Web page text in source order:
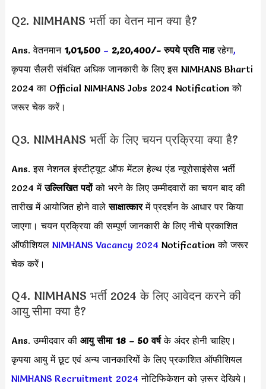
Q2. NIMHANS भर्ती का वेतन मान क्या है?
Ans. वेतनमान 1,01,500 – 2,20,400/- रुपये प्रति माहरहेगा,
कृपया सैलरी संबंधित अधिक जानकारी के लिए इस NIMHANS Bharti
2024 का Official NIMHANS Jobs 2024 Notification को
जरूर चेक करें।
Q3. NIMHANS भर्ती के लिए चयन प्रक्रिया क्या है?
Ans. इस नेशनल इंस्टीट्यूट ऑफ मेंटल हेल्थ एंड न्यूरोसाइंसेस भर्ती
2024 मेंउल्लिखित पदोंको भरने के लिए उम्मीदवारों का चयन बाद की
तारीख में आयोजित होने वालेसाक्षात्कारमें प्रदर्शन के आधार पर किया
जाएगा। चयन प्रक्रिया की सम्पूर्ण जानकारी के लिए नीचे प्रकाशित
ऑफीशियल NIMHANS Vacancy 2024 Notification को जरूर
चेक करें।
Q4. NIMHANS भर्ती 2024 के लिए आवेदन करने की
आयु सीमा क्या है?
Ans. उम्मीदवार की आयु सीमा 18 – 50 वर्षके अंदर होनी चाहिए।
कृपया आयु में छूट एवं अन्य जानकारियों के लिए प्रकाशित ऑफीशियल
NIMHANS Recruitment 2024 नोटिफिकेशन को ज़रूर देखिये।